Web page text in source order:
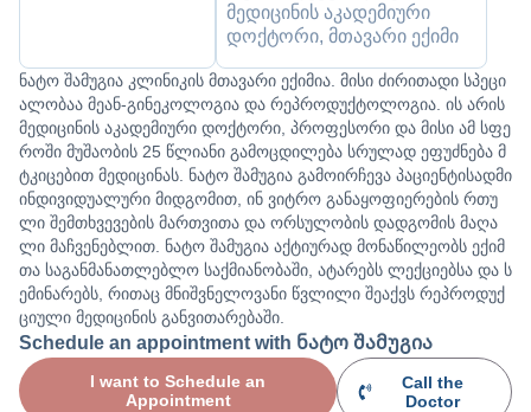
მედიცინის აკადემიური
დოქტორი, მთავარი ექიმი
ნატო შამუგია კლინიკის მთავარი ექიმია. მისი ძირითადი სპეცი
ალობაა მეან-გინეკოლოგია და რეპროდუქტოლოგია. ის არის
მედიცინის აკადემიური დოქტორი, პროფესორი და მისი ამ სფე
როში მუშაობის 25 წლიანი გამოცდილება სრულად ეფუძნება მ
ტკიცებით მედიცინას. ნატო შამუგია გამოირჩევა პაციენტისადმი
ინდივიდუალური მიდგომით, ინ ვიტრო განაყოფიერების რთუ
ლი შემთხვევების მართვითა და ორსულობის დადგომის მაღა
ლი მაჩვენებლით. ნატო შამუგია აქტიურად მონაწილეობს ექიმ
თა საგანმანათლებლო საქმიანობაში, ატარებს ლექციებსა და ს
ემინარებს, რითაც მნიშვნელოვანი წვლილი შეაქვს რეპროდუქ
ციული მედიცინის განვითარებაში.
Schedule an appointment with ნატო შამუგია
I want to Schedule an
Appointment
Call the
Doctor